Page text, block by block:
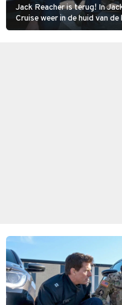
Jack Reacher is terug! In
Cruise weer in de huid van